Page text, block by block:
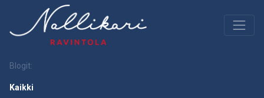
Blogit:
Kaikki